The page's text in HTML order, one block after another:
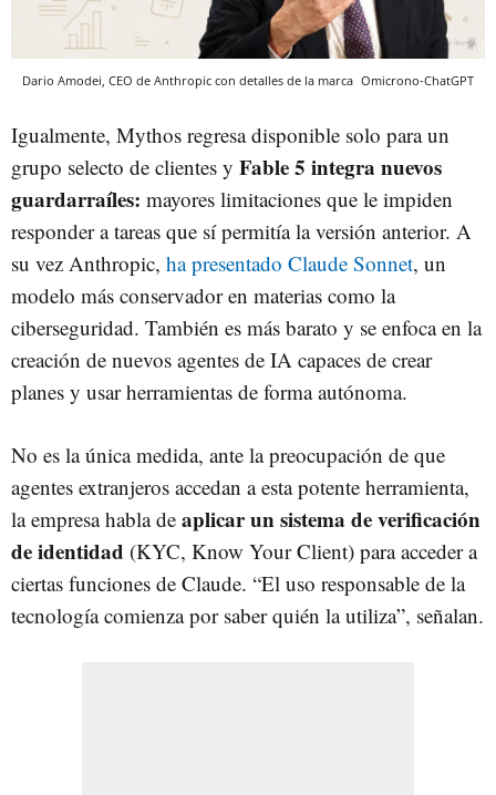
Dario Amodei, CEO de Anthropic con detalles de la marca Omicrono-ChatGPT
Igualmente, Mythos regresa disponible solo para un
grupo selecto de clientes y Fable 5 integra nuevos
guardarraíles: mayores limitaciones que le impiden
responder a tareas que sí permitía la versión anterior. A
su vez Anthropic, ha presentado Claude Sonnet, un
modelo más conservador en materias como la
ciberseguridad. También es más barato y se enfoca en la
creación de nuevos agentes de IA capaces de crear
planes y usar herramientas de forma autónoma.
No es la única medida, ante la preocupación de que
agentes extranjeros accedan a esta potente herramienta,
la empresa habla de aplicar un sistema de verificación
de identidad (KYC, Know Your Client) para acceder a
ciertas funciones de Claude. “El uso responsable de la
tecnología comienza por saber quién la utiliza”, señalan.